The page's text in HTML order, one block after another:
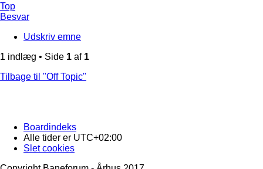
Top
Besvar
Udskriv emne
1 indlæg • Side 1 af 1
Tilbage til "Off Topic"
Boardindeks
Alle tider er UTC+02:00
Slet cookies